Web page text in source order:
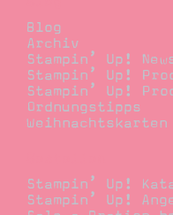
Blog
Archiv
Stampin’ Up!
Stampin’ Up!
Stampin’ Up!
Ordnungstipps
Stampin’ Up!
Stampin’ Up!